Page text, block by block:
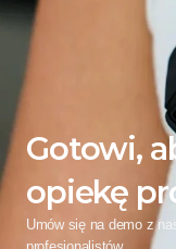
Gotowi,
opiekę
Umów się na demo z